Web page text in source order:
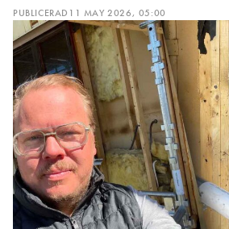
PUBLICERAD 11 MAY 2026, 05:00